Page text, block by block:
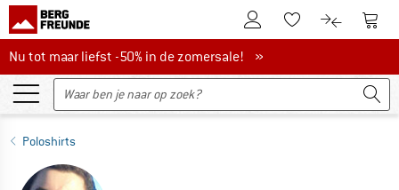
De klantenaccount
Naar deNaar de
Nu tot maar liefst -50% in de zomersale!
Nu tot maar liefst -50% in de zomersale! »
Poloshirts